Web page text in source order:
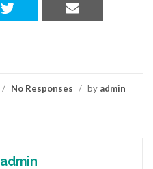
/ No Responses / by admin
admin